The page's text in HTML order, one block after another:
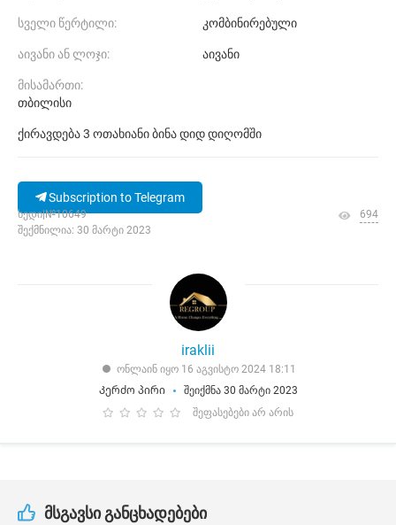
სველი წერტილი: კომბინირებული
აივანი ან ლოჯი: აივანი
მისამართი:
თბილისი
ქირავდება 3 ოთახიანი ბინა დიდ დიღომში
Subscription to Telegram
ხედი|№10649
შექმნილია: 30 მარტი 2023
694
iraklii
ონლაინ იყო 16 აგვისტო 2024 18:11
Კერძო პირი
შეიქმნა 30 მარტი 2023
შეფასებები არ არის
მსგავსი განცხადებები